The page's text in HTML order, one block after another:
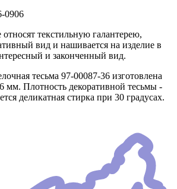
0906
текстильную галантерею,
вид и нашивается на изделие в
и законченный вид.
тесьма 97-00087-36 изготовлена
мм. Плотность декоративной тесьмы -
деликатная стирка при 30 градусах.